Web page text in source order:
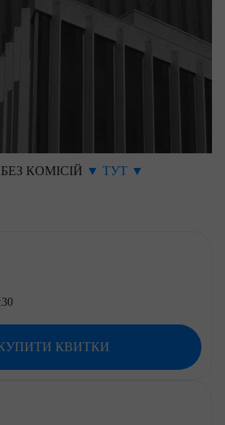
КОМІСІЙ ▼ ТУТ ▼
КВИТКИ